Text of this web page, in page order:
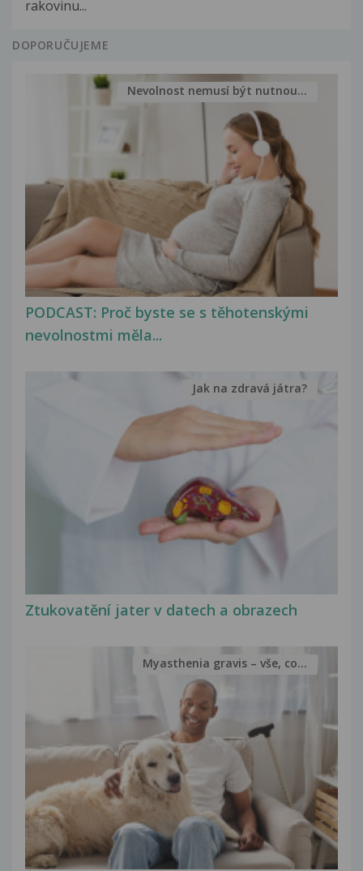
rakovinu...
DOPORUČUJEME
PODCAST: Proč byste se s těhotenskými
nevolnostmi měla...
Nevolnost nemusí být nutnou...
Ztukovatění jater v datech a obrazech
Jak na zdravá játra?
Myasthenia gravis – vše, co...